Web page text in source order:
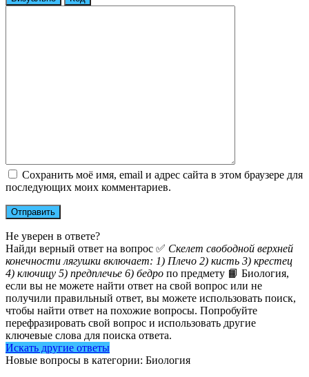
Сохранить моё имя, email и адрес сайта в этом браузере для
последующих моих комментариев.
Не уверен в ответе?
Найди верный ответ на вопрос ✅ Скелет свободной верхней
конечности лягушки включает: 1) Плечо 2) кисть 3) крестец
4) ключицу 5) предплечье 6) бедро по предмету 📙 Биология,
если вы не можете найти ответ на свой вопрос или не
получили правильный ответ, вы можете использовать поиск,
чтобы найти ответ на похожие вопросы. Попробуйте
перефразировать свой вопрос и использовать другие
ключевые слова для поиска ответа.
Искать другие ответы
Новые вопросы в категории: Биология